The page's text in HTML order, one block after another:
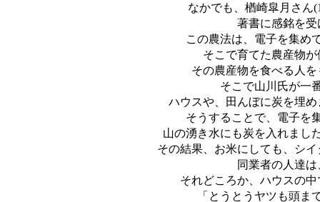
なかでも、楢崎皐月さん
著書に感銘を
この農法は、電子を集め
そこで育てた農産物
その農産物を食べる人
そこで山川氏が一
ハウスや、田んぼに炭を埋
そうすることで、電子を
山の湧き水にも炭を入れまし
その結果、お米にしても、シ
同業者の人達
それどころか、ハウスの
「とうとうヤツも頭